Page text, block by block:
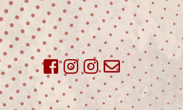
Skip
to
content